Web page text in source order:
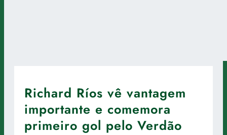
Richard Ríos vê vantagem
importante e comemora
primeiro gol pelo Verdão